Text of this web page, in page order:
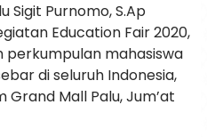
Sigit Purnomo, S.Ap
Education Fair 2020,
perkumpulan mahasiswa
di seluruh Indonesia,
Mall Palu, Jum’at